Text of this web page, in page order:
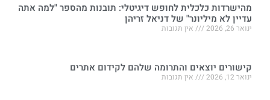
מהישרדות כלכלית לחופש דיגיטלי: תובנות מהספר "למה אתה
עדיין לא מיליונר" של דניאל זריהן
ינואר 26, 2026 אין תגובות
קישורים יוצאים והתרומה שלהם לקידום אתרים
ינואר 12, 2026 אין תגובות